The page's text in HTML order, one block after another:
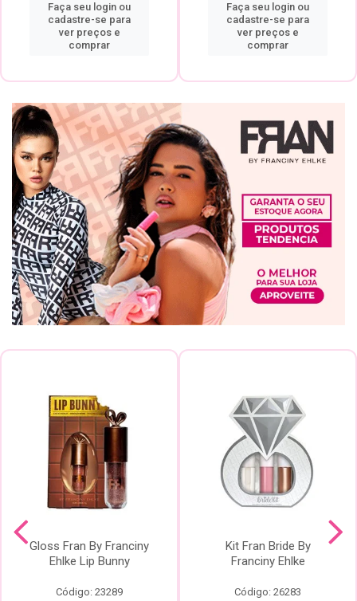
Faça seu login ou
cadastre-se para
ver preços e
comprar
Faça seu login ou
cadastre-se para
ver preços e
comprar
Gloss Fran By Franciny
Ehlke Lip Bunny
Código: 23289
Kit Fran Bride By
Franciny Ehlke
Código: 26283